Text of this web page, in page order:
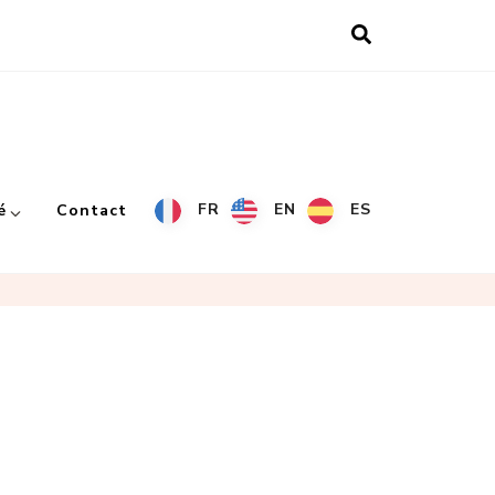
Contact FR EN ES